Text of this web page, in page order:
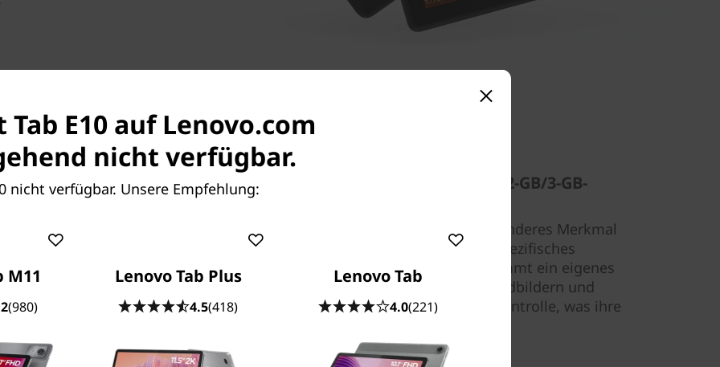
Gemeinsame Nutzung – sicher für Kinder (2-GB/3-GB-
Modell)
Das 2-GB/3-GB-Modell des Tab E10 weist ein besonderes Merkmal
auf, das jedem Mitglied der Familie ein eigenes spezifisches
Benutzererlebnis verschafft. Jeder Benutzer bekommt ein eigenes
Konto mit individuellen Einstellungen, Hintergrundbildern und
Social-Media-Konten. So haben die Eltern unter Kontrolle, was ihre
E10 auf Lenovo.com
nicht verfügbar.
nicht verfügbar. Unsere Empfehlung:
M11
(980)
Lenovo Tab Plus
4.5(418)
Lenovo Tab
4.0(221)